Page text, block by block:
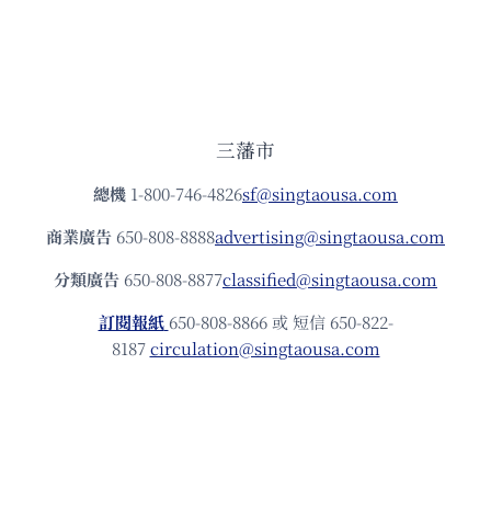
三藩市
總機 1-800-746-4826sf@singtaousa.com
商業廣告 650-808-8888advertising@singtaousa.com
分類廣告 650-808-8877classified@singtaousa.com
訂閱報紙 650-808-8866 或 短信 650-822-
8187circulation@singtaousa.com